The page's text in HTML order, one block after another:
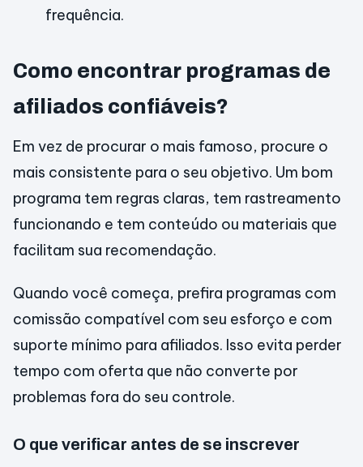
frequência.
Como encontrar programas de
afiliados confiáveis?
Em vez de procurar o mais famoso, procure o
mais consistente para o seu objetivo. Um bom
programa tem regras claras, tem rastreamento
funcionando e tem conteúdo ou materiais que
facilitam sua recomendação.
Quando você começa, prefira programas com
comissão compatível com seu esforço e com
suporte mínimo para afiliados. Isso evita perder
tempo com oferta que não converte por
problemas fora do seu controle.
O que verificar antes de se inscrever